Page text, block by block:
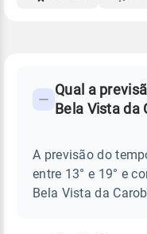
PREVISÃO
TEMPO
VISTA
CAROBA
Perguntas
sobre
chuva
Qual a
Bela Vista da
A previsão do
entre 13° e 19° e
Bela Vista da